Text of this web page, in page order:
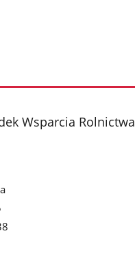
Wsparcia Rolnictwa